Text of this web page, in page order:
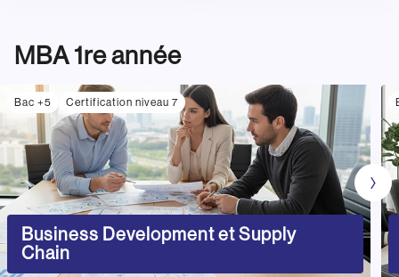
MBA 1re année
Business Development et Supply
Chain
Bac +5 Certification niveau 7